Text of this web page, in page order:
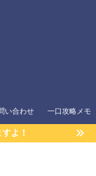
い合わせ 一口攻略メモ
よ！